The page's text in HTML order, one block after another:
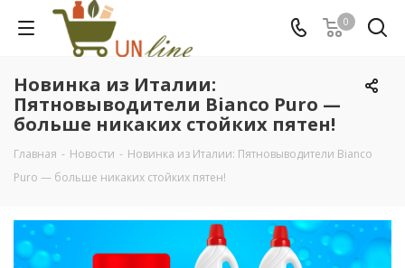
0
Новинка из Италии:
Пятновыводители Bianco Puro —
больше никаких стойких пятен!
Главная - Новости - Новинка из Италии: Пятновыводители Bianco
Puro — больше никаких стойких пятен!